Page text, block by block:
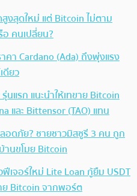
งสุดใหม่ แต่ Bitcoin ไม่ตาม
คนเปลี่ยน?
คา Cardano (Ada) ถึงพุ่งแรง
ดียว
แรก แนะนำให้เทขาย Bitcoin
และ Bittensor (TAO) แทน
อดภัย? ชายชาวมิสซูรี 3 คน ถูก
นขโมย Bitcoin
เจอร์ใหม่ Lite Loan กู้ยืม USDT
ย Bitcoin จากพอร์ต